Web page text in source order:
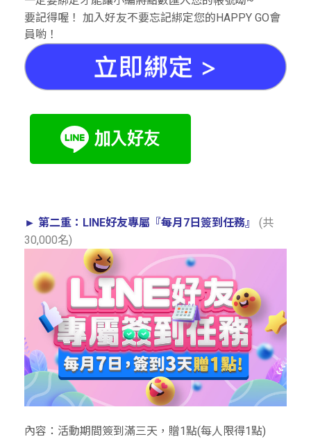
要記得喔！ 加入好友不要忘記綁定您的HAPPY GO會
員喲！
► 第二重：LINE好友專屬『每月7日簽到任務』
(共
30,000名)
內容：活動期間簽到滿三天，贈1點(每人限得1點)